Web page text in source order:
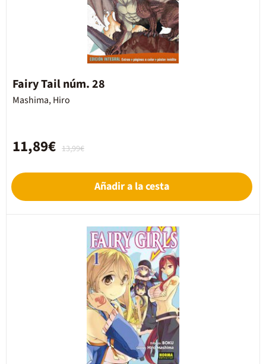
Fairy Tail núm. 28
Mashima, Hiro
13,99€
11,89€
Añadir a la cesta